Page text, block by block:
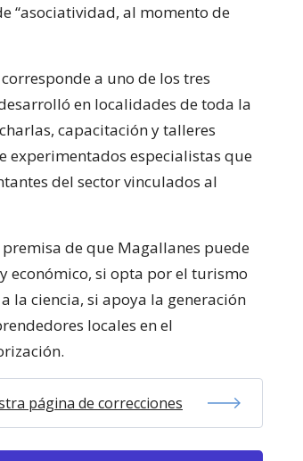
“asociatividad, al momento de
a uno de los tres
en localidades de toda la
capacitación y talleres
experimentados especialistas que
del sector vinculados al
de que Magallanes puede
económico, si opta por el turismo
la ciencia, si apoya la generación
locales en el
página de correcciones